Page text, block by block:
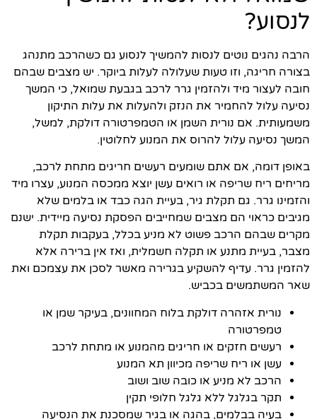
לנסוע?
הרבה נהגים נוטים לנסות להמשיך לנסוע גם כשהרכב מתנהג
בצורה חריגה, וזו טעות שעלולה לעלות ביוקר. יש מצבים שבהם
חובה לעצור מיד ולהזמין גרר לרכב בגבעת שמואל, כי המשך
נסיעה עלול להחמיר את הנזק ולהעלות את עלות התיקון
משמעותית. אם נורית השמן או הטמפרטורה דולקת, למשל,
המשך נסיעה עלול להרוס את המנוע לחלוטין.
באופן דומה, אם אתם שומעים רעשים חריגים מתחת לרכב,
מריחים ריח שריפה או רואים עשן יוצא ממכסה המנוע, עצרו מיד
והזמינו גרר. גם תקלת גיר, בעיית הגה כבד או בלמים שלא
מגיבים כראוי הם מצבים שמחייבים הפסקת נסיעה מיידית. ישנם
מקרים שבהם הרכב פשוט לא מניע בכלל, בעקבות תקלת
מצבר, בעיית מתנע או תקלה חשמלית, ואז אין ברירה אלא
להזמין גרר. עדיף להשקיע בגרירה מאשר לסכן את עצמכם ואת
שאר המשתמשים בכביש.
נורית אזהרה דולקת בלוח המחוונים, בעיקר שמן או
טמפרטורה
רעשים חזקים או חריגים מהמנוע או מתחת לרכב
עשן או ריח שריפה מכיוון תא המנוע
הרכב לא מניע או כובה שוב ושוב
תקר בגלגל ללא גלגל חלופי תקין
בעיה בבלמים, בהגה או בגיר שמסכנת את הנסיעה